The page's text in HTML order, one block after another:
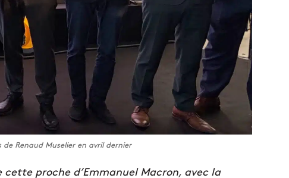
Renaud Muselier en avril dernier
proche d’Emmanuel Macron, avec la